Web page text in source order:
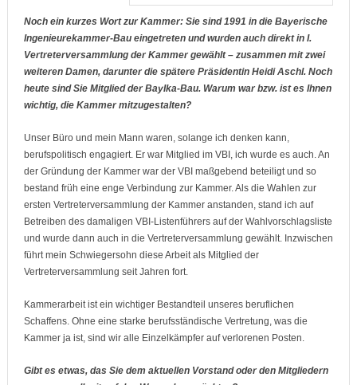
Noch ein kurzes Wort zur Kammer: Sie sind 1991 in die Bayerische
Ingenieurekammer-Bau eingetreten und wurden auch direkt in I.
Vertreterversammlung der Kammer gewählt – zusammen mit zwei
weiteren Damen, darunter die spätere Präsidentin Heidi Aschl. Noch
heute sind Sie Mitglied der BayIka-Bau. Warum war bzw. ist es Ihnen
wichtig, die Kammer mitzugestalten?
Unser Büro und mein Mann waren, solange ich denken kann,
berufspolitisch engagiert. Er war Mitglied im VBI, ich wurde es auch. An
der Gründung der Kammer war der VBI maßgebend beteiligt und so
bestand früh eine enge Verbindung zur Kammer. Als die Wahlen zur
ersten Vertreterversammlung der Kammer anstanden, stand ich auf
Betreiben des damaligen VBI-Listenführers auf der Wahlvorschlagsliste
und wurde dann auch in die Vertreterversammlung gewählt. Inzwischen
führt mein Schwiegersohn diese Arbeit als Mitglied der
Vertreterversammlung seit Jahren fort.
Kammerarbeit ist ein wichtiger Bestandteil unseres beruflichen
Schaffens. Ohne eine starke berufsständische Vertretung, was die
Kammer ja ist, sind wir alle Einzelkämpfer auf verlorenen Posten.
Gibt es etwas, das Sie dem aktuellen Vorstand oder den Mitgliedern